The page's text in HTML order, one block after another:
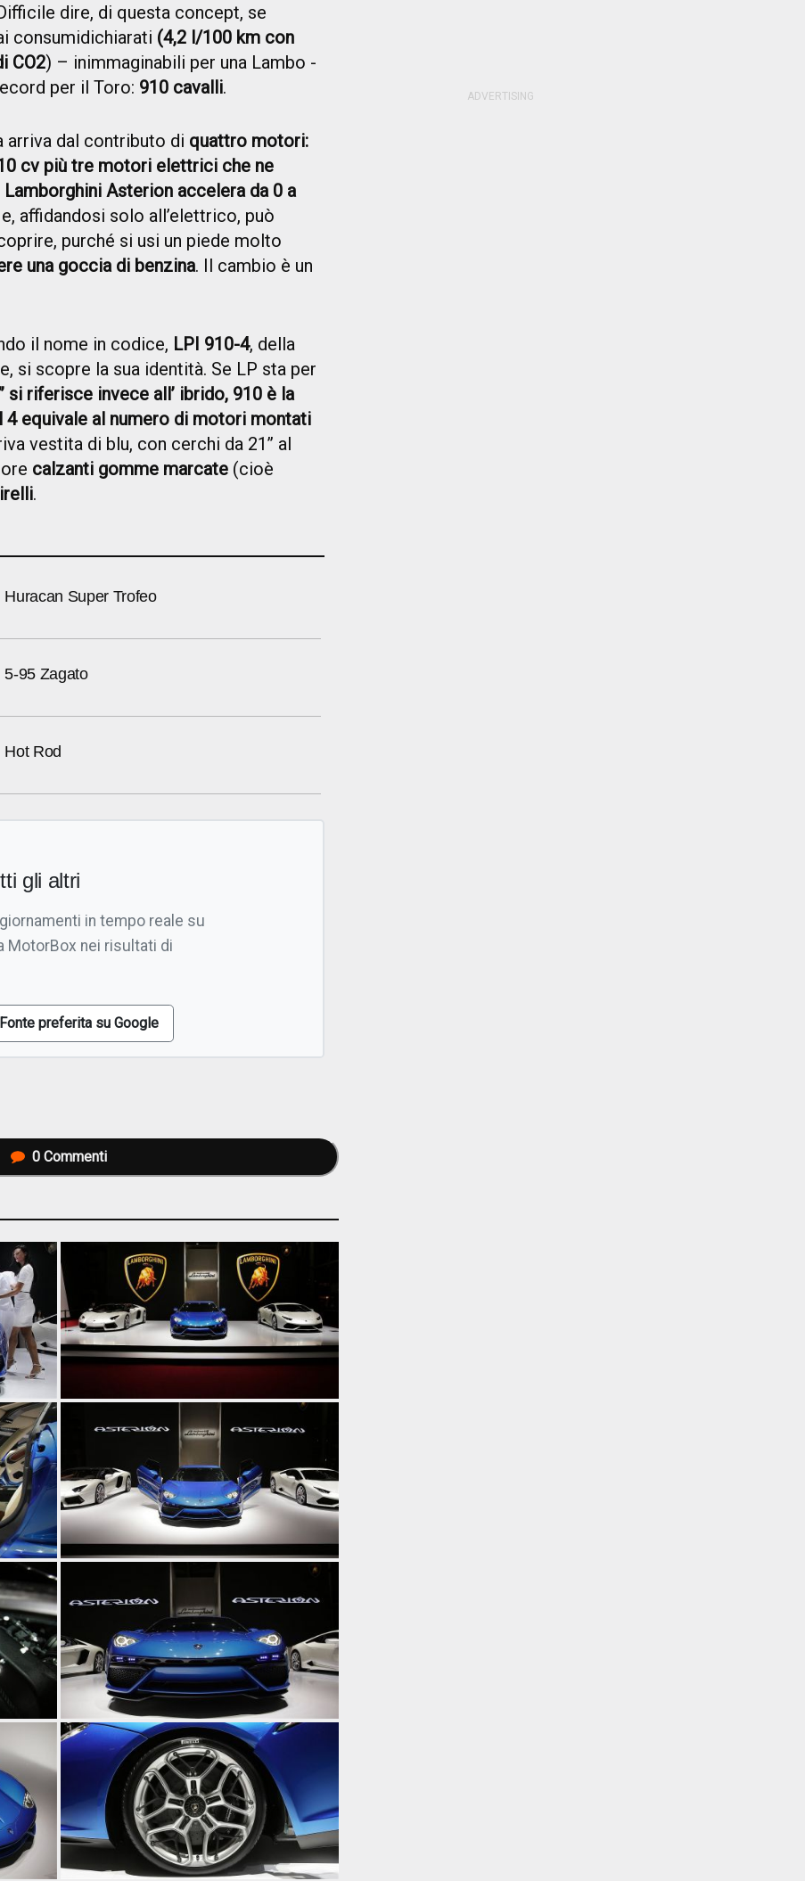
dire, di questa concept, se
consumidichiarati (4,2 l/100 km con
CO2) – inimmaginabili per una Lambo -
per il Toro: 910 cavalli.
arriva dal contributo di quattro motori:
cv più tre motori elettrici che ne
Lamborghini Asterion accelera da 0 a
e, affidandosi solo all’elettrico, può
purché si usi un piede molto
una goccia di benzina. Il cambio è un
il nome in codice, LPI 910-4, della
si scopre la sua identità. Se LP sta per
si riferisce invece all’ ibrido, 910 è la
equivale al numero di motori montati
vestita di blu, con cerchi da 21’’ al
calzanti gomme marcate (cioè
.
Super Trofeo
5-95 Zagato
Rod
gli altri
in tempo reale su
MotorBox nei risultati di
Fonte preferita su Google
0 Commenti